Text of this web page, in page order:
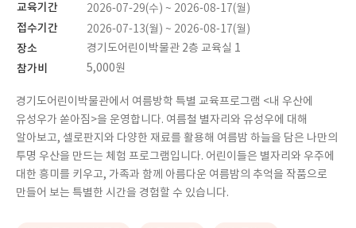
교육기간 2026-07-29(수) ~ 2026-08-17(월)
접수기간 2026-07-13(월) ~ 2026-08-17(월)
장소 경기도어린이박물관 2층 교육실 1
참가비 5,000원
경기도어린이박물관에서 여름방학 특별 교육프로그램 <내 우산에
유성우가 쏟아짐>을 운영합니다. 여름철 별자리와 유성우에 대해
알아보고, 셀로판지와 다양한 재료를 활용해 여름밤 하늘을 담은 나만의
투명 우산을 만드는 체험 프로그램입니다. 어린이들은 별자리와 우주에
대한 흥미를 키우고, 가족과 함께 아름다운 여름밤의 추억을 작품으로
만들어 보는 특별한 시간을 경험할 수 있습니다.